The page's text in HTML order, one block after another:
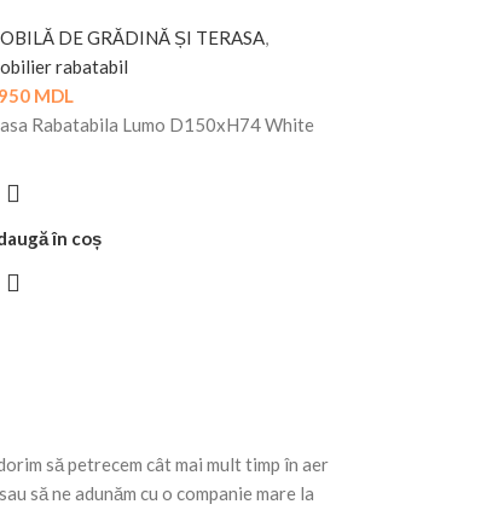
DE GRĂDINĂ ȘI TERASA,
rabatabil
MDL
Rabatabila Lumo D150xH74 White
în coș
să petrecem cât mai mult timp în aer
să ne adunăm cu o companie mare la